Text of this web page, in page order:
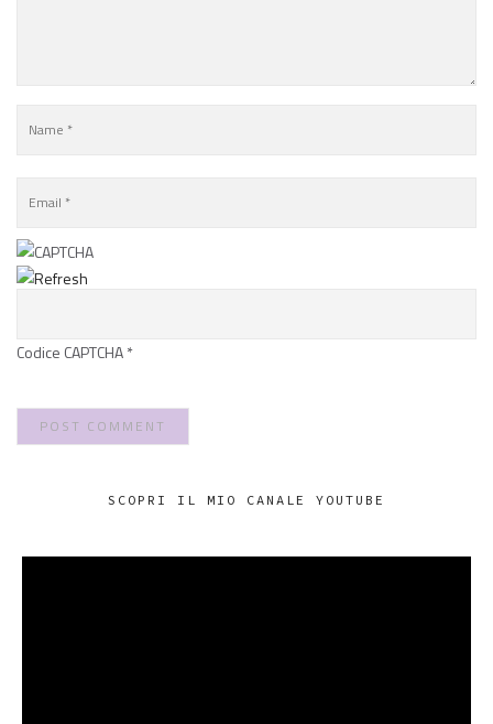
Codice CAPTCHA*
SCOPRI IL MIO CANALE YOUTUBE
VIDEO